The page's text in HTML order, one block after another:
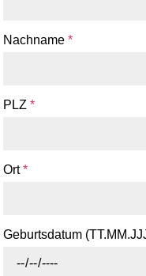
Nachname*
PLZ*
Ort*
Geburtsdatum